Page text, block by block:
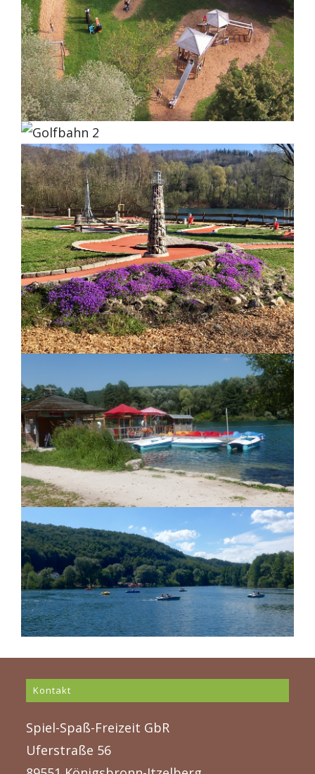
Kontakt
Spiel-Spaß-Freizeit GbR
Uferstraße 56